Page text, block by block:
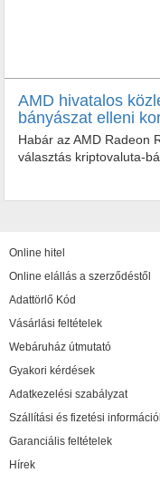
AMD hivatalos
bányászat elleni
Habár az AMD Radeon
választás kriptovaluta-
Online hitel
Online elállás a szerződéstől
Adattörlő Kód
Vásárlási feltételek
Webáruház útmutató
Gyakori kérdések
Adatkezelési szabályzat
Szállítási és fizetési
Garanciális feltételek
Hírek